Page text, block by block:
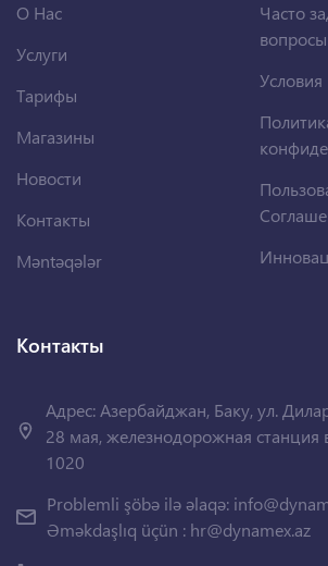
О Нас
Услуги
Тарифы
Магазины
Новости
Контакты
Məntəqələr
Часто
вопросы
Условия
Контакты
Адрес: Азербайджан, Баку, ул.
28 мая, железнодорожная станция
1020
Problemli şöbə ilə əlaqə:
Əməkdaşlıq üçün : hr@dynamex.az